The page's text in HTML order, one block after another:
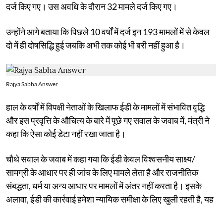
दर्ज किए गए। उस अवधि के दौरान 32 मामले दर्ज किए गए।
उन्होंने आगे बताया कि पिछले 10 वर्षों में दर्ज इन 193 मामलों में से केवल
दो में ही दोषसिद्धि हुई जबकि अभी तक कोई भी बरी नहीं हुआ है।
Rajya Sabha Answer
हाल के वर्षों में विपक्षी नेताओं के खिलाफ ईडी के मामलों में संभावित वृद्धि
और इस प्रवृत्ति के औचित्य के बारे में पूछे गए सवाल के जवाब में, मंत्री ने
कहा कि ऐसा कोई डेटा नहीं रखा जाता है।
चौथे सवाल के जवाब में कहा गया कि ईडी केवल विश्वसनीय साक्ष्य/
सामग्री के आधार पर ही जांच के लिए मामले लेता है और राजनीतिक
संबद्धता, धर्म या अन्य आधार पर मामलों में अंतर नहीं करता है। इसके
अलावा, ईडी की कार्रवाई हमेशा न्यायिक समीक्षा के लिए खुली रहती है, यह